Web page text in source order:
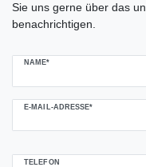
Sie uns gerne über das
benachrichtigen.
NAME*
E-MAIL-ADRESSE*
TELEFON